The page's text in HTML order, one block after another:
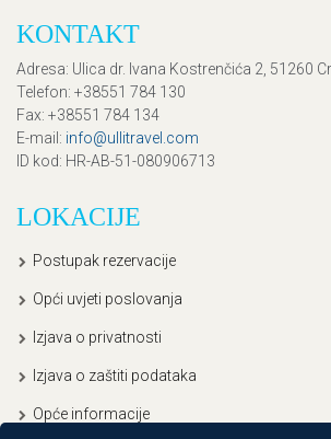
KONTAKT
Adresa: Ulica dr. Ivana Kostrenčića 2, 51260
Telefon: +38551 784 130
Fax: +38551 784 134
E-mail: info@ullitravel.com
ID kod: HR-AB-51-080906713
LOKACIJE
Postupak rezervacije
Opći uvjeti poslovanja
Izjava o privatnosti
Izjava o zaštiti podataka
Opće informacije